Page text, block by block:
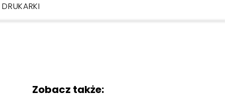
DRUKARKI
Zobacz także: